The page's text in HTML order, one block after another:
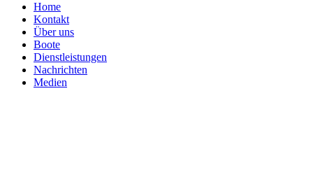
Home
Kontakt
Über uns
Boote
Dienstleistungen
Nachrichten
Medien